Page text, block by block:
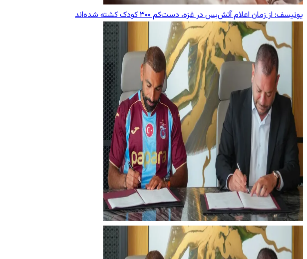
یونیسف: از زمان اعلام آتش‌بس در غزه، دست‌کم ۳۰۰ کودک کشته شده‌اند